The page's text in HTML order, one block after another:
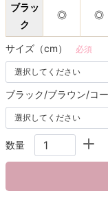
ブラッ
ク
◎ ◎
サイズ（cm） 必須
ブラック/ブラウン/コ
数量